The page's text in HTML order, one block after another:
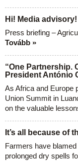
Hi! Media advisory!
Press briefing –
Tovább »
“One Partnership.
President António
As Africa and Europe
Union Summit in
on the valuable
It’s all because of
Farmers have
prolonged dry spells